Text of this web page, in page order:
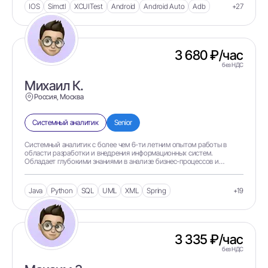
1С БП 3.0
1С Бухгалтерия
1С ДО
1С ЗУП
1С Профессионал
1С Профессионал по платформе
1С Профессионал по платформе по УТ
1С Университет
1С Управление торговлей
1С Управление холдингом
1С УТ 10.3
IOS
Simctl XCUITest Android Android Auto Adb +27
Михаил К.
Россия, Москва
3 680 ₽/час
без НДС
Системный аналитик Senior
Системный аналитик с более чем 6-ти летним опытом работы в
области разработки и внедрения информационных систем.
Обладает глубокими знаниями в анализе бизнес-процессов и
Java
Python SQL UML XML Spring +19
3 335 ₽/час
без НДС